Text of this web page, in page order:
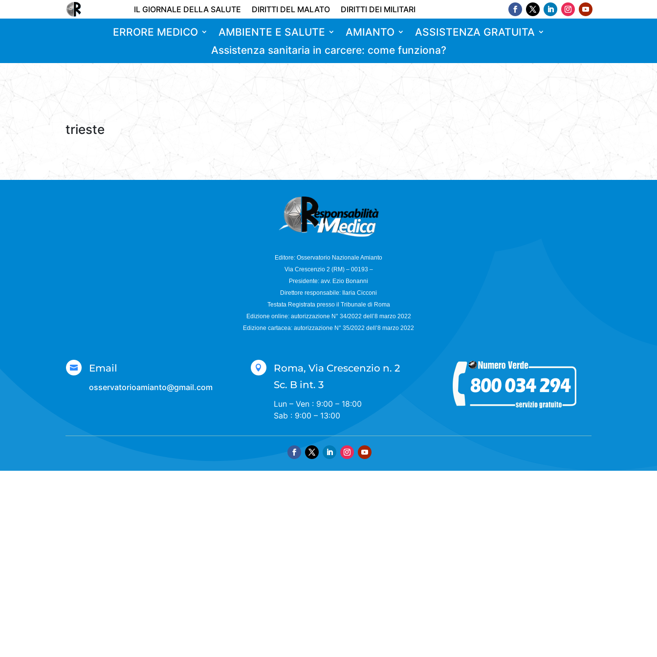
IL GIORNALE DELLA SALUTE DIRITTI DEL MALATO DIRITTI DEI MILITARI
ERRORE MEDICO AMBIENTE E SALUTE AMIANTO
ASSISTENZA GRATUITA
Assistenza sanitaria in carcere: come funziona?
trieste
Editore: Osservatorio Nazionale Amianto
Via Crescenzio 2 (RM) – 00193 –
Presidente: avv. Ezio Bonanni
Direttore responsabile: Ilaria Cicconi
Testata Registrata presso il Tribunale di Roma
Edizione online: autorizzazione N° 34/2022 dell’8 marzo 2022
Edizione cartacea: autorizzazione N° 35/2022 dell’8 marzo 2022
 Email
osservatorioamianto@gmail.com

Roma, Via Crescenzio n. 2
Sc. B int. 3
Lun – Ven : 9:00 – 18:00
Sab : 9:00 – 13:00